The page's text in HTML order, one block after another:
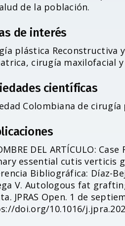
de la población.
de interés
plástica Reconstructiva
cirugía maxilofacial y
científicas
Colombiana de
DEL ARTÍCULO:
essential cutis verticis
Bibliográfica: Díaz-
V. Autologous fat
JPRAS Open. 1 de
doi.org/10.1016/